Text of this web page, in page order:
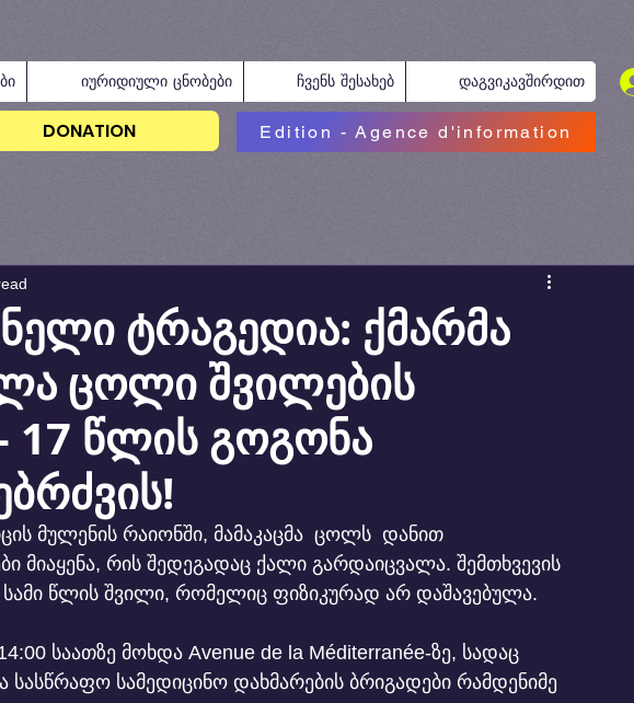
იურიდიული ცნობები ჩვენს შესახებ დაგვიკავშირდით
DONATION Edition - Agence d'information
ტრაგედია: ქმარმა
ცოლი შვილების
წლის გოგონა
მულენის რაიონში, მამაკაცმა  ცოლს  დანით
მიაყენა, რის შედეგადაც ქალი გარდაიცვალა. შემთხვევის
წლის შვილი, რომელიც ფიზიკურად არ დაშავებულა.
საათზე მოხდა Avenue de la Méditerranée-ზე, სადაც
სამედიცინო დახმარების ბრიგადები რამდენიმე